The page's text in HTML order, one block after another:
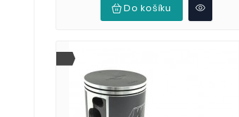
Do košíku